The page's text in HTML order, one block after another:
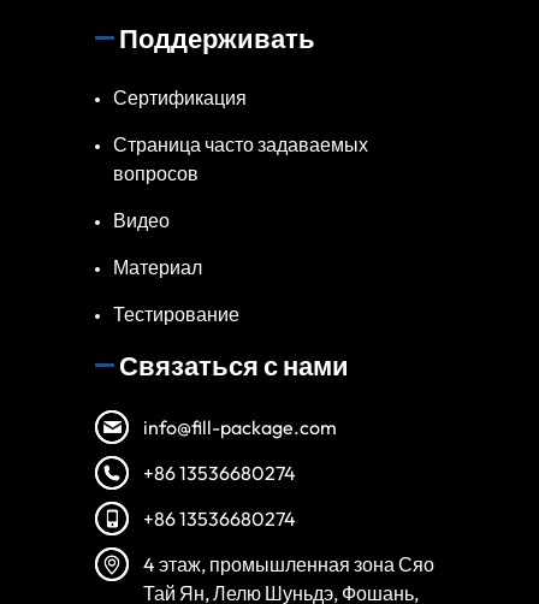
Поддерживать
Сертификация
Страница часто задаваемых
вопросов
Видео
Материал
Тестирование
Связаться с нами
info@fill-package.com
+86 13536680274
+86 13536680274
4 этаж, промышленная зона Сяо
Тай Ян, Лелю Шуньдэ, Фошань,